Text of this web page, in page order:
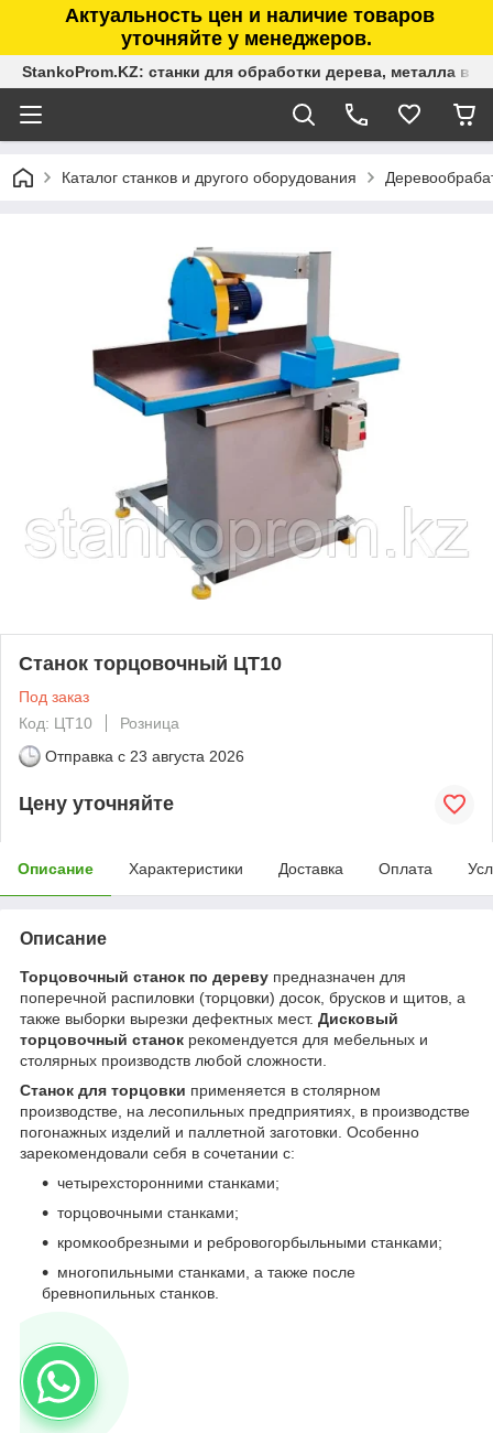
Актуальность цен и наличие товаров
уточняйте у менеджеров.
StankoProm.KZ: станки для обработки дерева, металла в
Каталог станков и другого оборудования
Станок торцовочный ЦТ10
Под заказ
Код: ЦТ10
Розница
Отправка с 23 августа 2026
Цену уточняйте
Описание Характеристики Доставка Оплата
Описание
Торцовочный станок по дереву предназначен для
поперечной распиловки (торцовки) досок, брусков и щитов, а
также выборки вырезки дефектных мест. Дисковый
торцовочный станок рекомендуется для мебельных и
столярных производств любой сложности.
Станок для торцовки применяется в столярном
производстве, на лесопильных предприятиях, в производстве
погонажных изделий и паллетной заготовки. Особенно
зарекомендовали себя в сочетании c:
четырехсторонними станками;
торцовочными станками;
кромкообрезными и ребровогорбыльными станками;
многопильными станками, а также после
бревнопильных станков.